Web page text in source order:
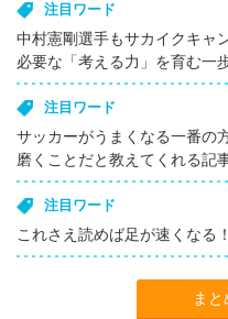
注目ワード
中村憲剛選手もサカイクキ
必要な「考える力」を育む一
注目ワード
サッカーがうまくなる一番の
磨くことだと教えてくれる記
注目ワード
これさえ読めば足が速くなる
ま